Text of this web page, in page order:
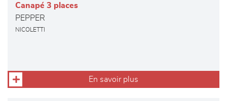
Canapé 3 places
PEPPER
NICOLETTI
En savoir plus